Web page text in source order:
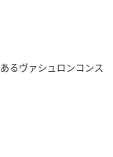
るヴァシュロンコンス